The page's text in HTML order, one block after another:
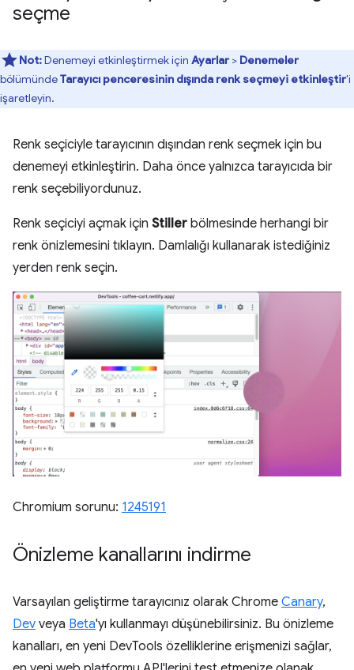
seçme
Not:Denemeyi etkinleştirmek için Ayarlar > Denemeler
bölümündeTarayıcı penceresinin dışında renk seçmeyi etkinleştir'i
işaretleyin.
Renk seçiciyle tarayıcının dışından renk seçmek için bu
denemeyi etkinleştirin. Daha önce yalnızca tarayıcıda bir
renk seçebiliyordunuz.
Renk seçiciyi açmak için Stiller bölmesinde herhangi bir
renk önizlemesini tıklayın. Damlalığı kullanarak istediğiniz
yerden renk seçin.
Chromium sorunu: 1245191
Önizleme kanallarını indirme
Varsayılan geliştirme tarayıcınız olarak Chrome Canary,
Dev veya Beta'yı kullanmayı düşünebilirsiniz. Bu önizleme
kanalları, en yeni DevTools özelliklerine erişmenizi sağlar,